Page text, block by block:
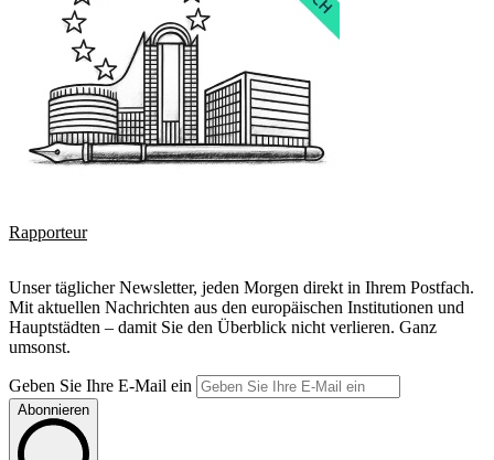
Rapporteur
Unser täglicher Newsletter, jeden Morgen direkt in Ihrem Postfach.
Mit aktuellen Nachrichten aus den europäischen Institutionen und
Hauptstädten – damit Sie den Überblick nicht verlieren. Ganz
umsonst.
Geben Sie Ihre E-Mail ein
Abonnieren